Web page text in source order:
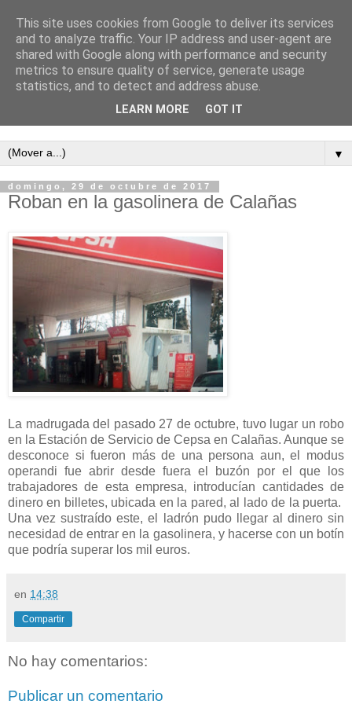
Semanario independiente de Calañas
▼
domingo, 29 de octubre de 2017
Roban en la gasolinera de Calañas
La madrugada del pasado 27 de octubre, tuvo lugar un robo
en la Estación de Servicio de Cepsa en Calañas. Aunque se
desconoce si fueron más de una persona aun, el modus
operandi fue abrir desde fuera el buzón por el que los
trabajadores de esta empresa, introducían cantidades de
dinero en billetes, ubicada en la pared, al lado de la puerta.
Una vez sustraído este, el ladrón pudo llegar al dinero sin
necesidad de entrar en la gasolinera, y hacerse con un botín
que podría superar los mil euros.
en 14:38
Compartir
No hay comentarios:
Publicar un comentario
This site uses cookies from Google to deliver its services
and to analyze traffic. Your IP address and user-agent are
shared with Google along with performance and security
metrics to ensure quality of service, generate usage
statistics, and to detect and address abuse.
LEARN MORE GOT IT